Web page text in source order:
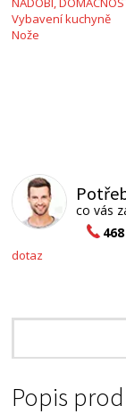
Vybavení kuchyně
Nože
co vás
dotaz
Popis